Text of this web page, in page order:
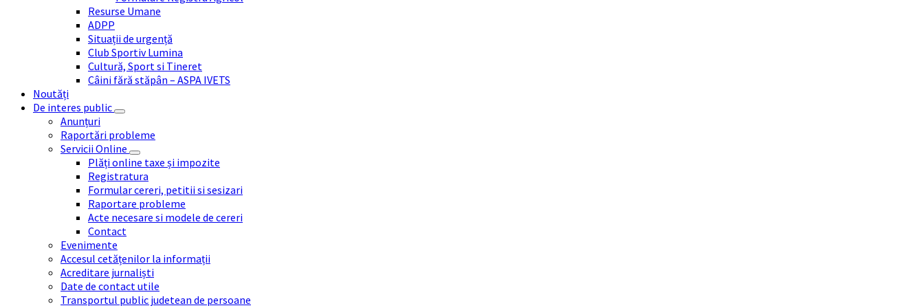
Resurse Umane
ADPP
Situații de urgență
Club Sportiv Lumina
Cultură, Sport si Tineret
Câini fără stăpân – ASPA IVETS
Noutăți
De interes public
Anunțuri
Raportări probleme
Servicii Online
Plăți online taxe și impozite
Registratura
Formular cereri, petitii si sesizari
Raportare probleme
Acte necesare si modele de cereri
Contact
Evenimente
Accesul cetățenilor la informații
Acreditare jurnaliști
Date de contact utile
Transportul public judetean de persoane